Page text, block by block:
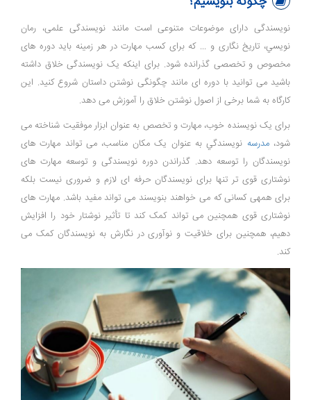
نویسندگی دارای موضوعات متنوعی است مانند نویسندگی علمی، رمان
نويسي، تاریخ نگاری و ... که برای کسب مهارت در هر زمینه باید دوره های
مخصوص و تخصصی گذرانده شود. برای اینکه یک نویسندگی خلاق داشته
باشید می توانید با دوره ای مانند چگونگی نوشتن داستان شروع کنید. این
کارگاه به شما برخی از اصول نوشتن خلاق را آموزش می دهد.
برای یک نویسنده خوب، مهارت و تخصص به عنوان ابزار موفقیت شناخته می
شود،مدرسه نويسندگي به عنوان یک مکان مناسب، می تواند مهارت های
نویسندگان را توسعه دهد. گذراندن دوره نویسندگی و توسعه مهارت های
نوشتاری قوی تر تنها برای نویسندگان حرفه ای لازم و ضروری نیست بلکه
برای همه‎ی کسانی که می خواهند بنویسند می تواند مفید باشد. مهارت های
نوشتاری قوی همچنین می تواند کمک کند تا تأثیر نوشتار خود را افزایش
دهیم، همچنین برای خلاقیت و نوآوری در نگارش به نویسندگان کمک می
کند.